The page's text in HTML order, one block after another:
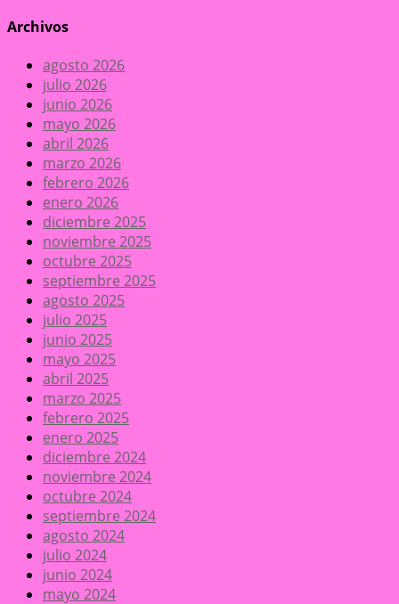
Archivos
agosto 2026
julio 2026
junio 2026
mayo 2026
abril 2026
marzo 2026
febrero 2026
enero 2026
diciembre 2025
noviembre 2025
octubre 2025
septiembre 2025
agosto 2025
julio 2025
junio 2025
mayo 2025
abril 2025
marzo 2025
febrero 2025
enero 2025
diciembre 2024
noviembre 2024
octubre 2024
septiembre 2024
agosto 2024
julio 2024
junio 2024
mayo 2024